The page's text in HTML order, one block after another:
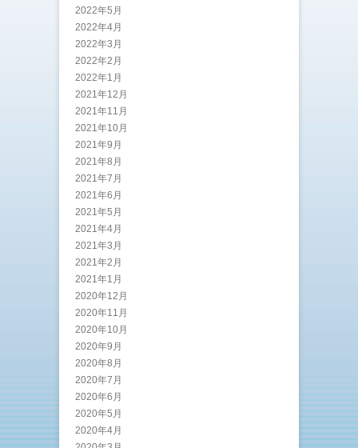
2022年5月
2022年4月
2022年3月
2022年2月
2022年1月
2021年12月
2021年11月
2021年10月
2021年9月
2021年8月
2021年7月
2021年6月
2021年5月
2021年4月
2021年3月
2021年2月
2021年1月
2020年12月
2020年11月
2020年10月
2020年9月
2020年8月
2020年7月
2020年6月
2020年5月
2020年4月